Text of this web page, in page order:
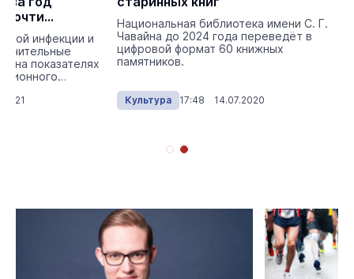
почти
инфекции и
на показателях
Национальная библиотека имени С. Г.
Чавайна до 2024 года переведёт в
цифровой формат 60 книжных
памятников.
Культура 17:48 14.07.2020